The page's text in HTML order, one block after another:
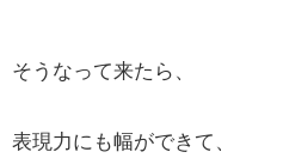
そうなって来たら、
表現力にも幅ができて、